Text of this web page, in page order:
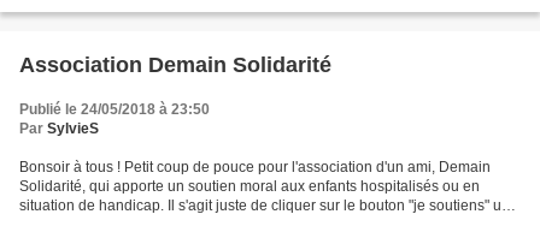
Association Demain Solidarité
Publié le 24/05/2018 à 23:50
Par SylvieS
Bonsoir à tous ! Petit coup de pouce pour l'association d'un ami, Demain
Solidarité, qui apporte un soutien moral aux enfants hospitalisés ou en
situation de handicap. Il s'agit juste de cliquer sur le bouton "je soutiens" une